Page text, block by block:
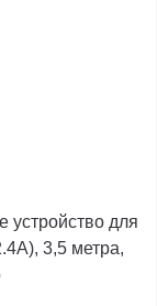
устройство для
3,5 метра,